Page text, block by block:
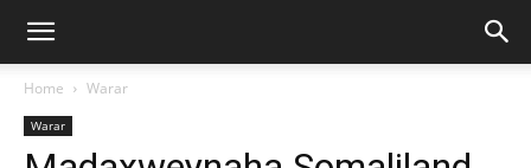
Home Warar
Warar